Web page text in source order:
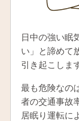
日中の強い眠
い」と諦めて
引き起こしま
最も危険なの
者の交通事故
居眠り運転に